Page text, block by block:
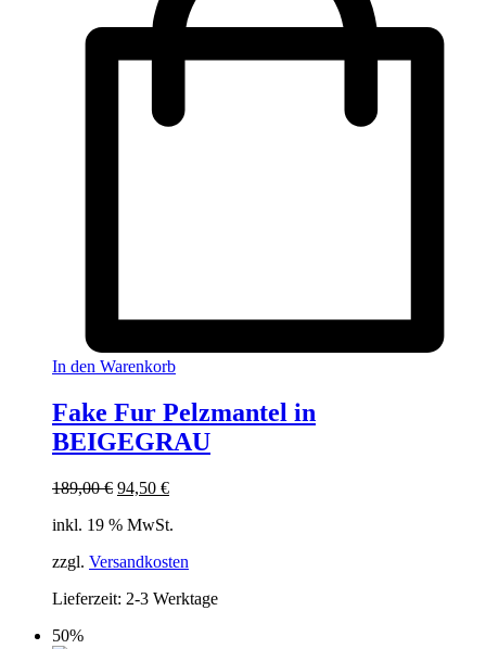
In den Warenkorb
Fake Fur Pelzmantel in
BEIGEGRAU
189,00€ Ursprünglicher
war:
94,50 €Aktueller
ist:
inkl. 19 % MwSt.
zzgl. Versandkosten
Lieferzeit: 2-3 Werktage
50%